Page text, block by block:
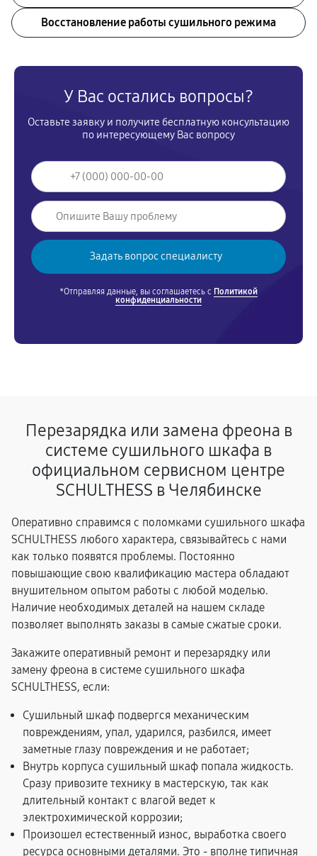
Восстановление работы сушильного режима
У Вас остались вопросы?
Оставьте заявку и получите бесплатную консультацию
по интересующему Вас вопросу
*Отправляя данные, вы соглашаетесь с Политикой
конфиденциальности
Перезарядка или замена фреона в
системе сушильного шкафа в
официальном сервисном центре
SCHULTHESS в Челябинске
Оперативно справимся с поломками сушильного шкафа
SCHULTHESS любого характера, связывайтесь с нами
как только появятся проблемы. Постоянно
повышающие свою квалификацию мастера обладают
внушительном опытом работы с любой моделью.
Наличие необходимых деталей на нашем складе
позволяет выполнять заказы в самые сжатые сроки.
Закажите оперативный ремонт и перезарядку или
замену фреона в системе сушильного шкафа
SCHULTHESS, если:
Сушильный шкаф подвергся механическим
повреждениям, упал, ударился, разбился, имеет
заметные глазу повреждения и не работает;
Внутрь корпуса сушильный шкаф попала жидкость.
Сразу привозите технику в мастерскую, так как
длительный контакт с влагой ведет к
электрохимической коррозии;
Произошел естественный износ, выработка своего
ресурса основными деталями. Это - вполне типичная